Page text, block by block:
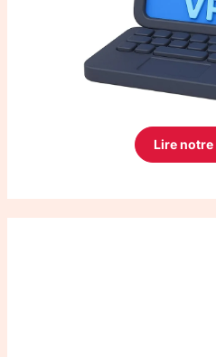
Lire